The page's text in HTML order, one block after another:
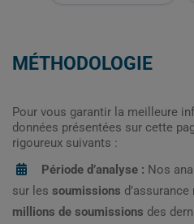
MÉTHODOLOGIE
Pour vous garantir la meilleure
données présentées sur cette
rigoureux suivants :
Période d’analyse : Nos
sur les soumissions
millions de soumissions des